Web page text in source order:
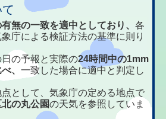
無の一致を適中としており、各
庁による検証方法の基準に則り
の予報と実際の24時間中の1mm
べ、一致した場合に適中と判定し
として、気象庁の定める地点で
の丸公園の天気を参照していま